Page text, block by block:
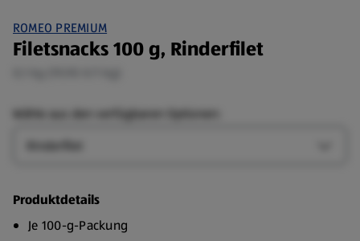
ROMEO PREMIUM
Filetsnacks 100 g, Rinderfilet
Wähle aus den verfügbaren Optionen:
Produktdetails
Je 100-g-Packung